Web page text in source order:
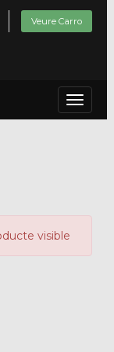
Veure Carro
Toggle
visible